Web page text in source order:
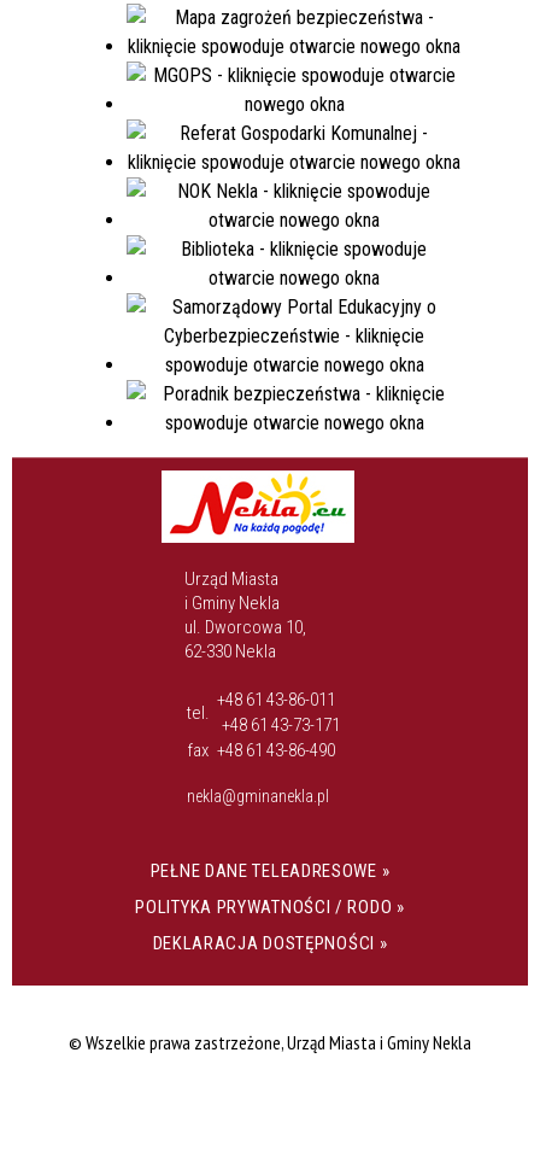
Urząd Miasta
i Gminy Nekla
ul. Dworcowa 10,
62-330 Nekla
tel.
+48 61 43-86-011
+48 61 43-73-171
fax +48 61 43-86-490
nekla@gminanekla.pl
PEŁNE DANE TELEADRESOWE »
POLITYKA PRYWATNOŚCI / RODO »
DEKLARACJA DOSTĘPNOŚCI »
© Wszelkie prawa zastrzeżone, Urząd Miasta i Gminy Nekla